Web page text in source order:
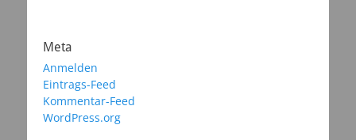
Meta
Anmelden
Eintrags-Feed
Kommentar-Feed
WordPress.org